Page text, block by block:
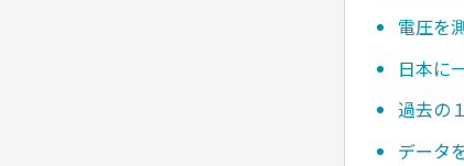
電圧を
日本に
過去の
データ